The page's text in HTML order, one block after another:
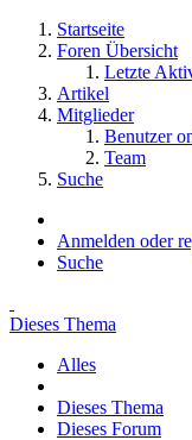
Startseite
Foren Übersicht
Letzte
Artikel
Mitglieder
Benutzer
Team
Suche
Anmelden oder
Suche
Dieses Thema
Alles
Dieses Thema
Dieses Forum